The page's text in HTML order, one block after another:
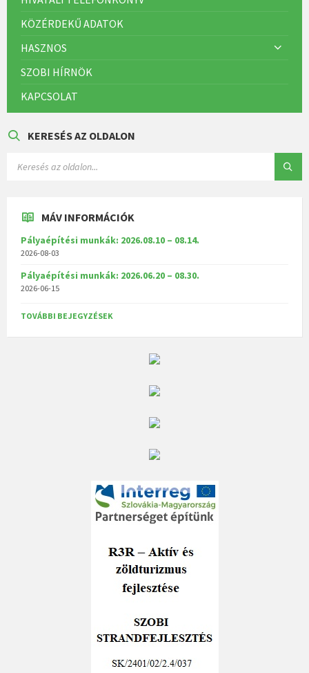
KÖZÉRDEKŰ ADATOK
HASZNOS
SZOBI HÍRNÖK
KAPCSOLAT
KERESÉS AZ OLDALON
MÁV INFORMÁCIÓK
Pályaépítési munkák: 2026.08.10 – 08.14.
2026-08-03
Pályaépítési munkák: 2026.06.20 – 08.30.
2026-06-15
TOVÁBBI BEJEGYZÉSEK